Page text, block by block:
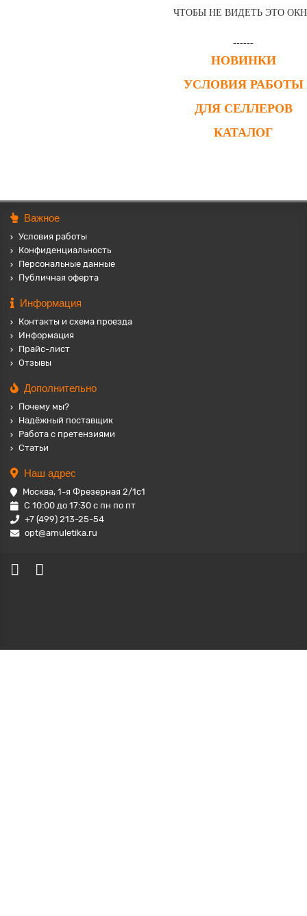
ЧТОБЫ НЕ ВИДЕТЬ ЭТО
------
НОВИНКИ
УСЛОВИЯ РАБОТЫ
ДЛЯ СЕЛЛЕРОВ
КАТАЛОГ
Важное
Условия работы
Конфиденциальность
Персональные данные
Публичная оферта
Информация
Контакты и схема проезда
Информация
Прайс-лист
Отзывы
Дополнительно
Почему мы?
Надёжный поставщик
Работа с претензиями
Статьи
Наш адрес
Москва, 1-я Фрезерная 2/1с1
С 10:00 до 17:30 с пн по пт
+7 (499) 213-25-54
opt@amuletika.ru